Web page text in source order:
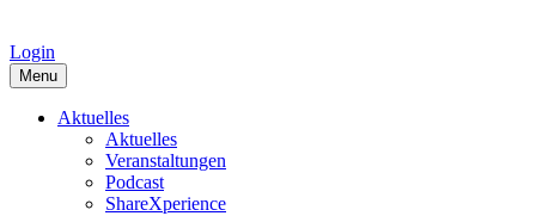
Login
Menu
Aktuelles
Aktuelles
Veranstaltungen
Podcast
ShareXperience